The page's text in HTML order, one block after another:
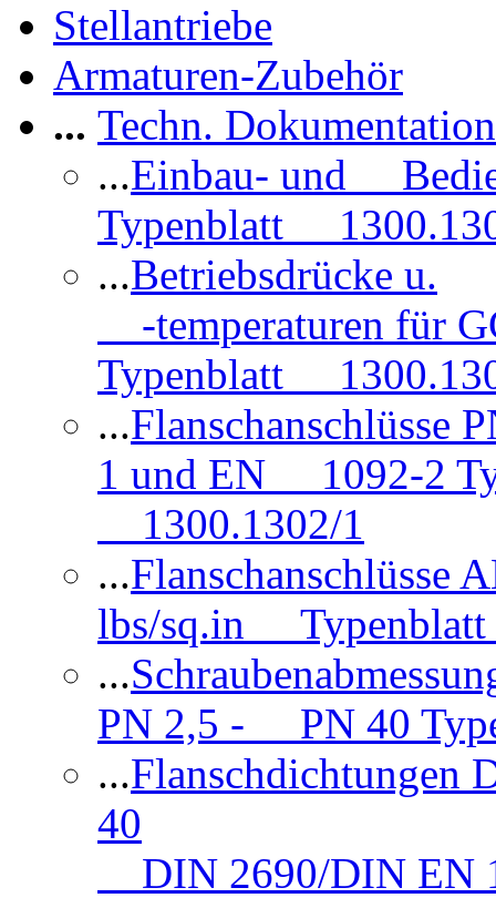
Stellantriebe
Armaturen-Zubehör
... Techn.
...Einbau- und
Typenblatt
...Betriebsdrücke u.
-temperaturen für
Typenblatt
...
1 und EN 1092-2
1300.1302/1
...
lbs/sq.in Typenblatt
...
PN 2,5 - PN 40
...
40
DIN 2690/DIN EN